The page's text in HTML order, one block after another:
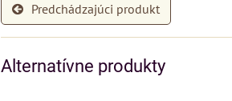
Predchádzajúci produkt
Alternatívne produkty